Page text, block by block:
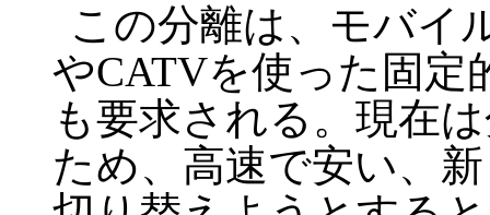
この分離は、モバイ
やCATVを使った固定
も要求される。現在
ため、高速で安い、